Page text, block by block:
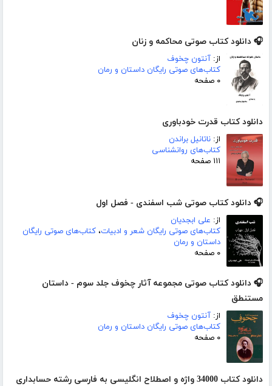
🎧 دانلود کتاب صوتی محاکمه و زنان
از: آنتون چخوف
کتاب‌های صوتی رایگان داستان و رمان
۰ صفحه
دانلود کتاب قدرت خودباوری
از: ناتانیل براندن
کتاب‌های روانشناسی
۱۱۱ صفحه
🎧 دانلود کتاب صوتی شب اسفندی - فصل اول
از: علی ابجدیان
کتاب‌های صوتی رایگان شعر و ادبیات، کتاب‌های صوتی رایگان
داستان و رمان
۰ صفحه
🎧 دانلود کتاب صوتی مجموعه آثار چخوف جلد سوم - داستان
مستنطق
از: آنتون چخوف
کتاب‌های صوتی رایگان داستان و رمان
۰ صفحه
دانلود کتاب 34000 واژه و اصطلاح انگلیسی به فارسی رشته حسابداری